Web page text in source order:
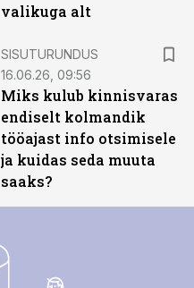
valikuga alt
SISUTURUNDUS
16.06.26, 09:56
Miks kulub kinnisvaras
endiselt kolmandik
tööajast info otsimisele
ja kuidas seda muuta
saaks?